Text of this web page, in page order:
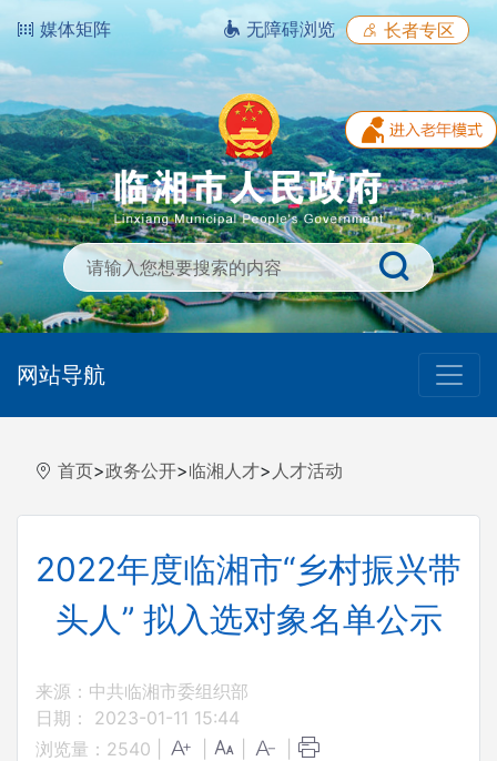
媒体矩阵 无障碍浏览 长者专区
网站导航
首页>政务公开>临湘人才> 人才活动
2022年度临湘市“乡村振兴带
头人” 拟入选对象名单公示
来源：中共临湘市委组织部
日期： 2023-01-11 15:44
浏览量： 2540